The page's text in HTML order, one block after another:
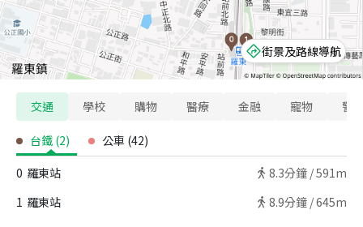
街景及路線導航
交通 學校 購物 醫療 金融 寵物 警
台鐵 (2) 公車 (42)
0 羅東站 8.3分鐘 /591m
1 羅東站 8.9分鐘 /645m